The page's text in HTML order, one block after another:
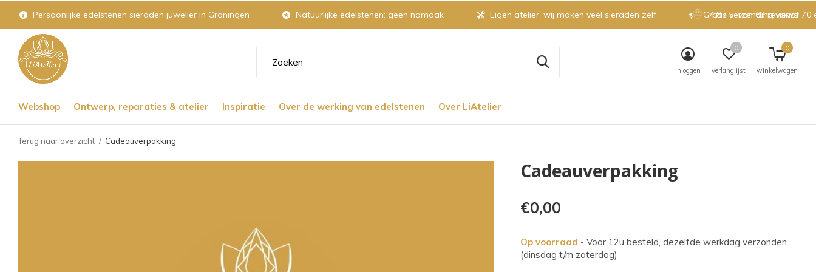
Webshop Ontwerp, reparaties & atelier Inspiratie Over de werking van edelstenen Over LiAtelier
inloggen verlanglijst
0
winkelwagen
0
Persoonlijke edelstenen sieraden juwelier in Groningen Natuurlijke edelstenen: geen namaak Eigen atelier: wij maken veel sieraden zelf Gratis verzending vanaf 70
4.8 / 5 van 63 reviews
de
beschikbaar
resultaat
te
Terug naar overzicht Cadeauverpakking
Cadeauverpakking
€0,00
Op voorraad - Voor 12u besteld, dezelfde werkdag verzonden
(dinsdag t/m zaterdag)